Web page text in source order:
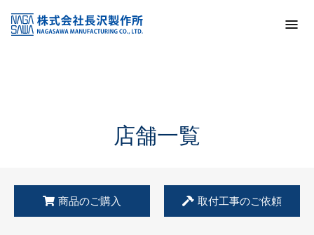
KSS加盟店・取扱店情報
店舗一覧
店舗一覧
商品のご購入 取付工事のご依頼